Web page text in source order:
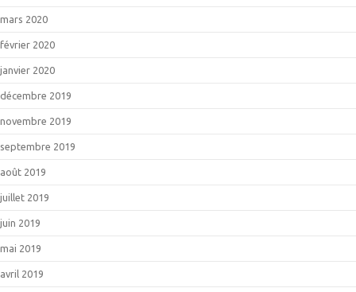
mars 2020
février 2020
janvier 2020
décembre 2019
novembre 2019
septembre 2019
août 2019
juillet 2019
juin 2019
mai 2019
avril 2019